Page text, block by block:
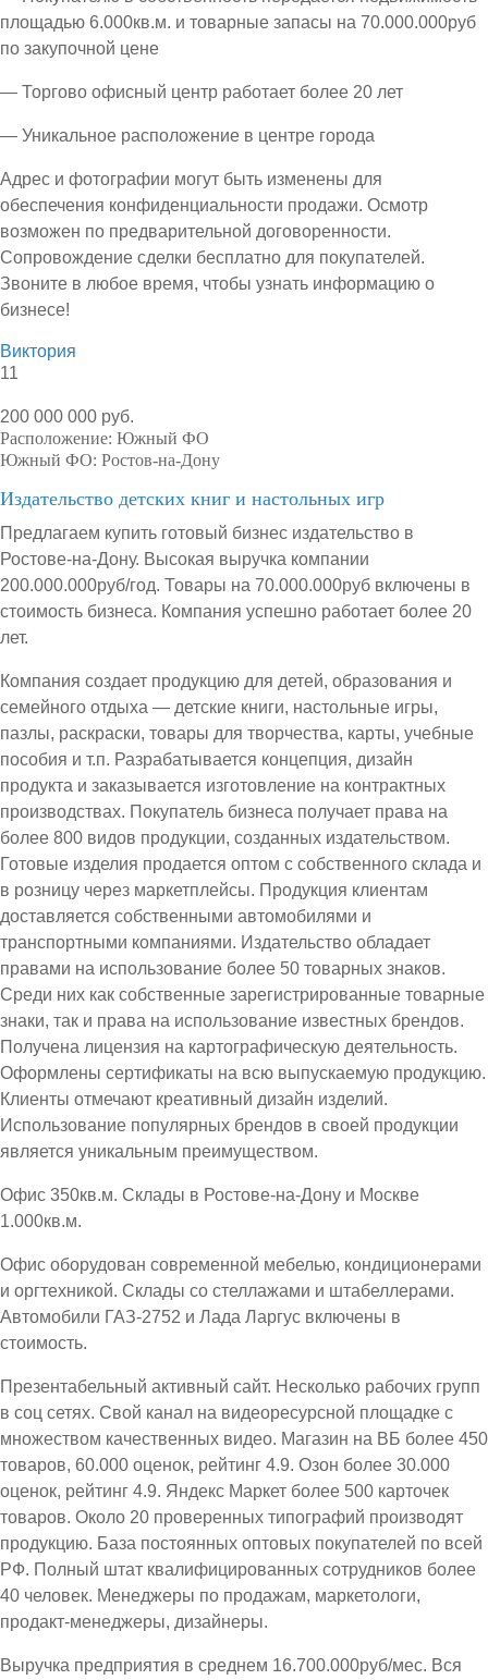
площадью 6.000кв.м. и товарные запасы на 70.000.000руб
по закупочной цене
— Торгово офисный центр работает более 20 лет
— Уникальное расположение в центре города
Адрес и фотографии могут быть изменены для
обеспечения конфиденциальности продажи. Осмотр
возможен по предварительной договоренности.
Сопровождение сделки бесплатно для покупателей.
Звоните в любое время, чтобы узнать информацию о
бизнесе!
Виктория
11
200 000 000 руб.
Расположение: Южный ФО
Южный ФО: Ростов-на-Дону
Издательство детских книг и настольных игр
Предлагаем купить готовый бизнес издательство в
Ростове-на-Дону. Высокая выручка компании
200.000.000руб/год. Товары на 70.000.000руб включены в
стоимость бизнеса. Компания успешно работает более 20
лет.
Компания создает продукцию для детей, образования и
семейного отдыха — детские книги, настольные игры,
пазлы, раскраски, товары для творчества, карты, учебные
пособия и т.п. Разрабатывается концепция, дизайн
продукта и заказывается изготовление на контрактных
производствах. Покупатель бизнеса получает права на
более 800 видов продукции, созданных издательством.
Готовые изделия продается оптом с собственного склада и
в розницу через маркетплейсы. Продукция клиентам
доставляется собственными автомобилями и
транспортными компаниями. Издательство обладает
правами на использование более 50 товарных знаков.
Среди них как собственные зарегистрированные товарные
знаки, так и права на использование известных брендов.
Получена лицензия на картографическую деятельность.
Оформлены сертификаты на всю выпускаемую продукцию.
Клиенты отмечают креативный дизайн изделий.
Использование популярных брендов в своей продукции
является уникальным преимуществом.
Офис 350кв.м. Склады в Ростове-на-Дону и Москве
1.000кв.м.
Офис оборудован современной мебелью, кондиционерами
и оргтехникой. Склады со стеллажами и штабеллерами.
Автомобили ГАЗ-2752 и Лада Ларгус включены в
стоимость.
Презентабельный активный сайт. Несколько рабочих групп
в соц сетях. Свой канал на видеоресурсной площадке с
множеством качественных видео. Магазин на ВБ более 450
товаров, 60.000 оценок, рейтинг 4.9. Озон более 30.000
оценок, рейтинг 4.9. Яндекс Маркет более 500 карточек
товаров. Около 20 проверенных типографий производят
продукцию. База постоянных оптовых покупателей по всей
РФ. Полный штат квалифицированных сотрудников более
40 человек. Менеджеры по продажам, маркетологи,
продакт-менеджеры, дизайнеры.
Выручка предприятия в среднем 16.700.000руб/мес. Вся